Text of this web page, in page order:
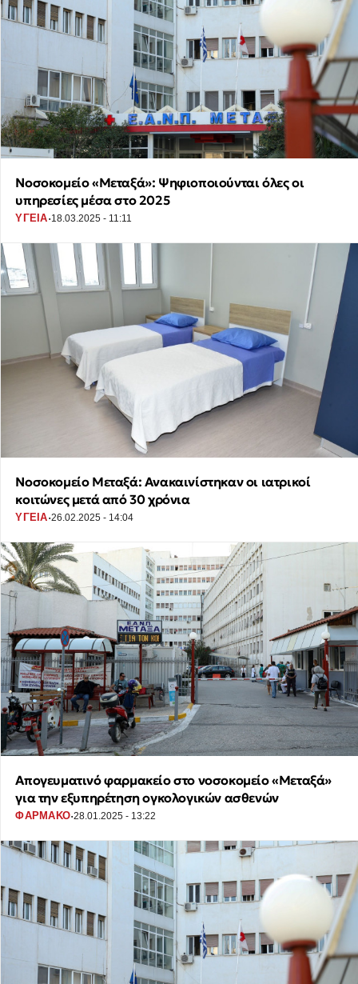
Νοσοκομείο «Μεταξά»: Ψηφιοποιούνται όλες οι
υπηρεσίες μέσα στο 2025
ΥΓΕΙΑ·18.03.2025 - 11:11
Νοσοκομείο Μεταξά: Ανακαινίστηκαν οι ιατρικοί
κοιτώνες μετά από 30 χρόνια
ΥΓΕΙΑ·26.02.2025 - 14:04
Απογευματινό φαρμακείο στο νοσοκομείο «Μεταξά»
για την εξυπηρέτηση ογκολογικών ασθενών
ΦΑΡΜΑΚΟ·28.01.2025 - 13:22